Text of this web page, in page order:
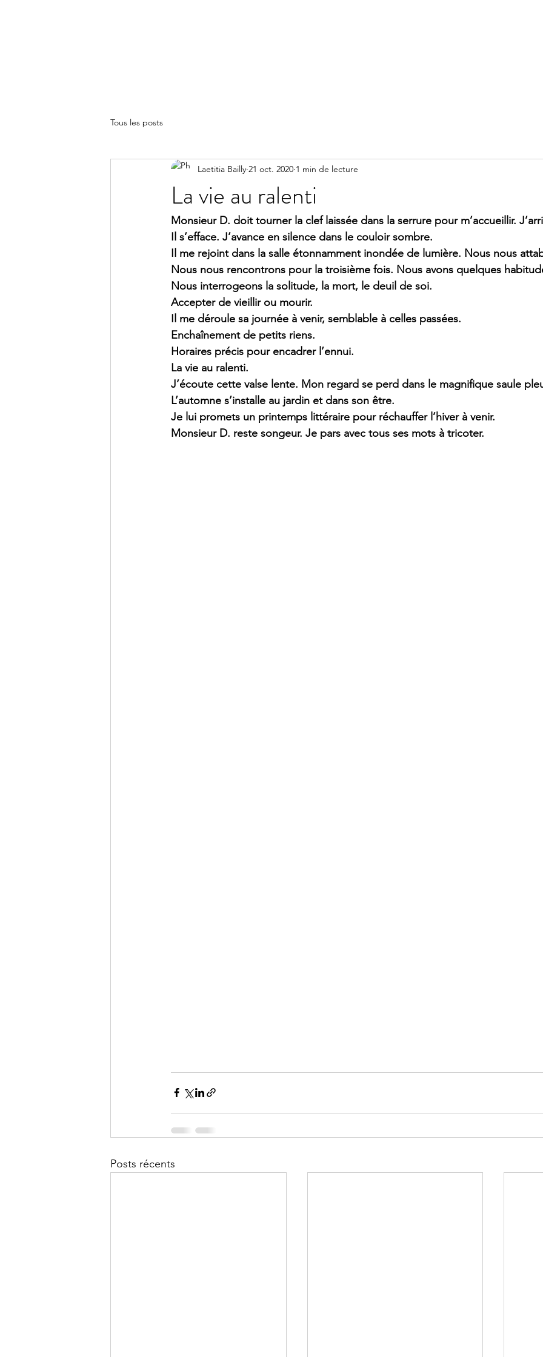
Tous les posts
La vie au ralenti
Laetitia Bailly 21 oct. 2020 1 min de lecture
Monsieur D. doit tourner la clef laissée dans la serrure pour m’accueillir.
Il s’efface. J’avance en silence dans le couloir sombre.
Il me rejoint dans la salle étonnamment inondée de lumière. Nous nous
Nous nous rencontrons pour la troisième fois. Nous avons quelques
Nous interrogeons la solitude, la mort, le deuil de soi.
Accepter de vieillir ou mourir.
Il me déroule sa journée à venir, semblable à celles passées.
Enchaînement de petits riens.
Horaires précis pour encadrer l’ennui.
La vie au ralenti.
J’écoute cette valse lente. Mon regard se perd dans le magnifique saule
L’automne s’installe au jardin et dans son être.
Je lui promets un printemps littéraire pour réchauffer l’hiver à venir.
Monsieur D. reste songeur. Je pars avec tous ses mots à tricoter.
Posts récents